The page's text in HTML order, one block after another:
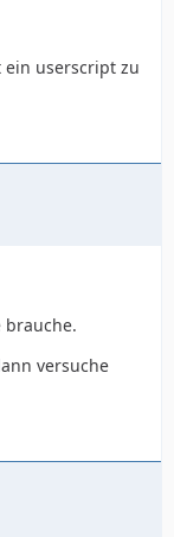
userscript zu
brauche.
versuche